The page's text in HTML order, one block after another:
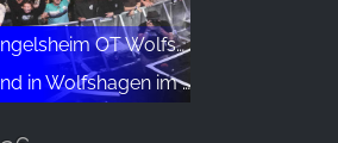
28.08. - 29.08.26 Langelsheim OT Wolfshagen
Wolfshagen im Harz